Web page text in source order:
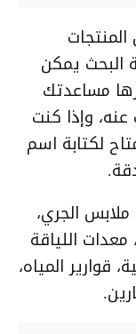
البحث يمكن
مساعدتك
وإذا كنت
لكتابة اسم
الجري،
معدات اللياقة
قوارير المياه،